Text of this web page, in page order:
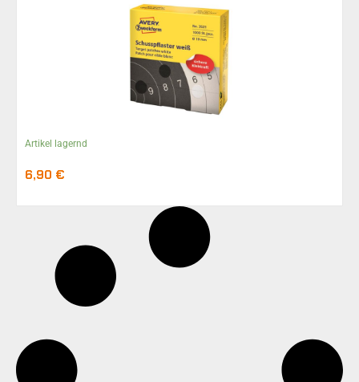
Artikel lagernd
6,90 €